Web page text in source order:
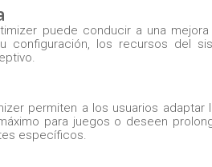
puede conducir a una
configuración, los recursos del
permiten a los usuarios adaptar
para juegos o deseen
específicos.